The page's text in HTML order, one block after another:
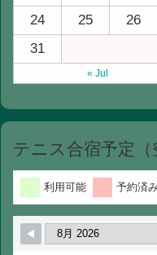
24
25 26
31
« Jul
テニス合宿予定（
利用可能 予約済